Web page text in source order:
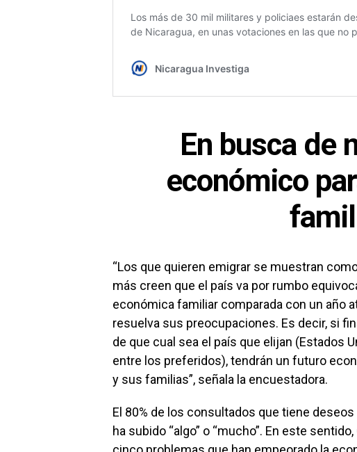
En busca de
económico
“Los que quieren emigrar se muestran
más creen que el país va por rumbo
económica familiar comparada con un año
resuelva sus preocupaciones. Es decir, si
de que cual sea el país que elijan (Estados
entre los preferidos), tendrán un futuro
y sus familias”, señala la encuestadora.
El 80% de los consultados que tiene
ha subido “algo” o “mucho”. En este sentido,